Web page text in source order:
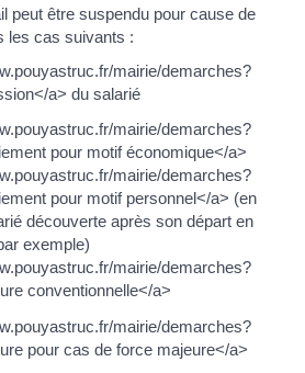
peut être suspendu pour cause de
les cas suivants :
mairie/demarches?
a> du salarié
mairie/demarches?
pour motif économique</a>
mairie/demarches?
pour motif personnel</a> (en
découverte après son départ en
exemple)
mairie/demarches?
conventionnelle</a>
mairie/demarches?
pour cas de force majeure</a>